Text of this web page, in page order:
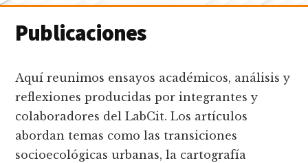
LabCit
Transición
Publicaciones
Aquí reunimos ensayos académicos, análisis y
reflexiones producidas por integrantes y
colaboradores del LabCit. Los artículos
abordan temas como las transiciones
socioecológicas urbanas, la cartografía